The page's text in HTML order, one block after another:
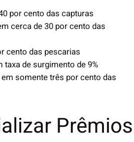
por cento das capturas
cerca de 30 por cento das
cento das pescarias
de surgimento de 9%
somente três por cento das
Prêmios